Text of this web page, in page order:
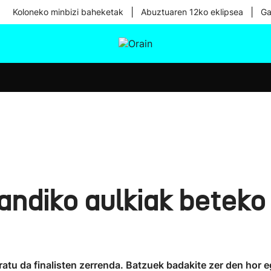
Koloneko minbizi baheketak Abuztuaren 12ko eklipsea
aulkiak
da finalisten zerrenda. Batzuek badakite zer den hor